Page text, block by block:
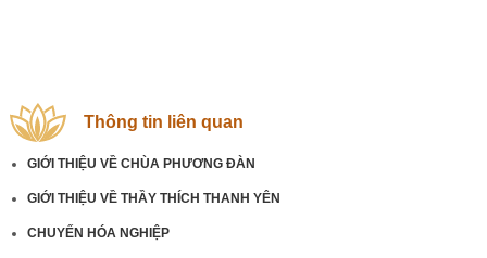
Thông tin liên quan
GIỚI THIỆU VỀ CHÙA PHƯƠNG ĐÀN
GIỚI THIỆU VỀ THẦY THÍCH THANH YÊN
CHUYẾN HÓA NGHIỆP